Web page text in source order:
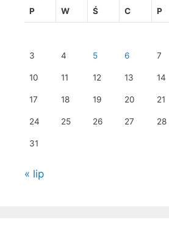
P W Ś C P
3 4 5 6 7
10 11 12 13 14
17 18 19 20 21
24 25 26 27 28
31
« lip